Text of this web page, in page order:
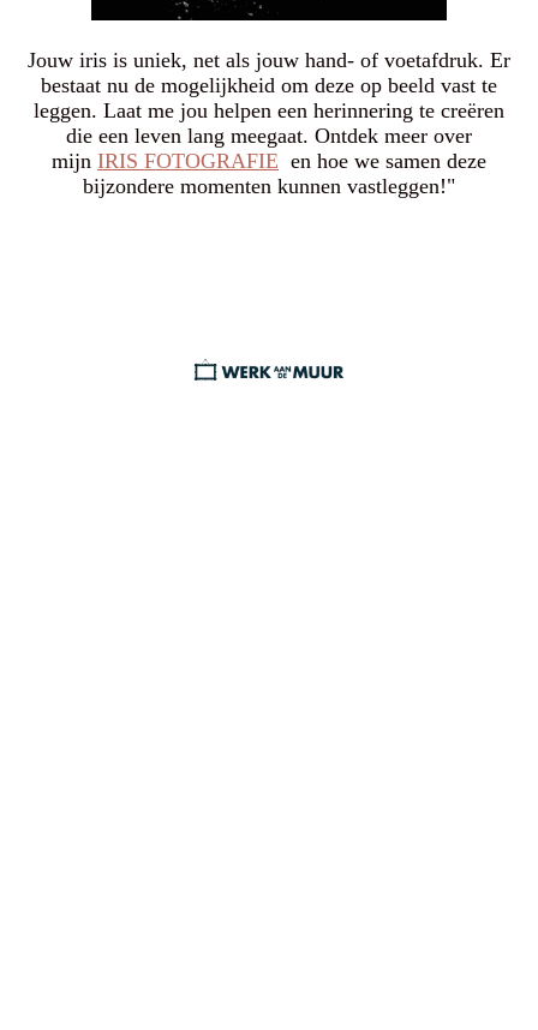
Jouw iris is uniek, net als jouw hand- of voetafdruk. Er
bestaat nu de mogelijkheid om deze op beeld vast te
leggen. Laat me jou helpen een herinnering te creëren
die een leven lang meegaat. Ontdek meer over
mijn IRIS FOTOGRAFIE en hoe we samen deze
bijzondere momenten kunnen vastleggen!"